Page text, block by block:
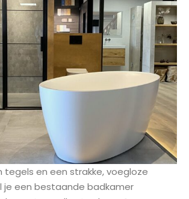
tegels en een strakke, voegloze
je een bestaande badkamer